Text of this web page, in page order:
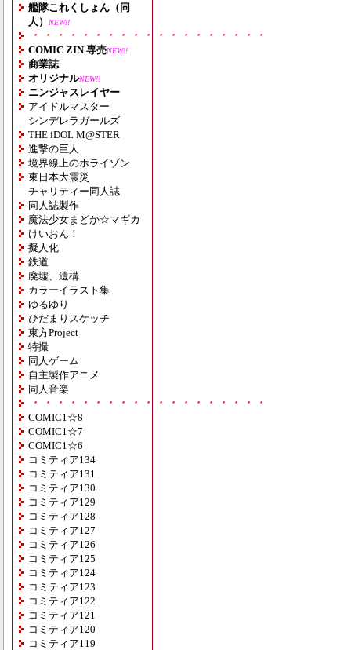
艦隊これくしょん（同
人）
NEW!!
・・・・・・・・・・・・・・・・・・・
COMIC ZIN 専売NEW!!
商業誌
オリジナルNEW!!
ニンジャスレイヤー
アイドルマスター
シンデレラガールズ
THE iDOL M@STER
進撃の巨人
境界線上のホライゾン
東日本大震災
チャリティー同人誌
同人誌製作
魔法少女まどか☆マギカ
けいおん！
擬人化
鉄道
廃墟、遺構
カラーイラスト集
ゆるゆり
ひだまりスケッチ
東方Project
特撮
同人ゲーム
自主製作アニメ
同人音楽
・・・・・・・・・・・・・・・・・・・
COMIC1☆8
COMIC1☆7
COMIC1☆6
コミティア134
コミティア131
コミティア130
コミティア129
コミティア128
コミティア127
コミティア126
コミティア125
コミティア124
コミティア123
コミティア122
コミティア121
コミティア120
コミティア119